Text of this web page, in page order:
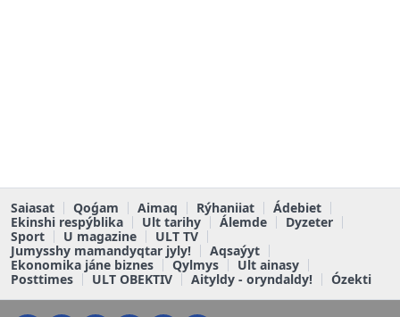
Saiasat Qoǵam Aimaq Rýhaniiat
Ádebiet
Ekinshi respýblika
Ult tarihy Álemde
Dyzeter
Sport
U magazine
ULT TV
Jumysshy mamandyqtar jyly!
Aqsaýyt
Ekonomika jáne biznes
Qylmys
Ult ainasy
Posttimes
ULT OBEKTIV Aityldy - oryndaldy! Ózekti